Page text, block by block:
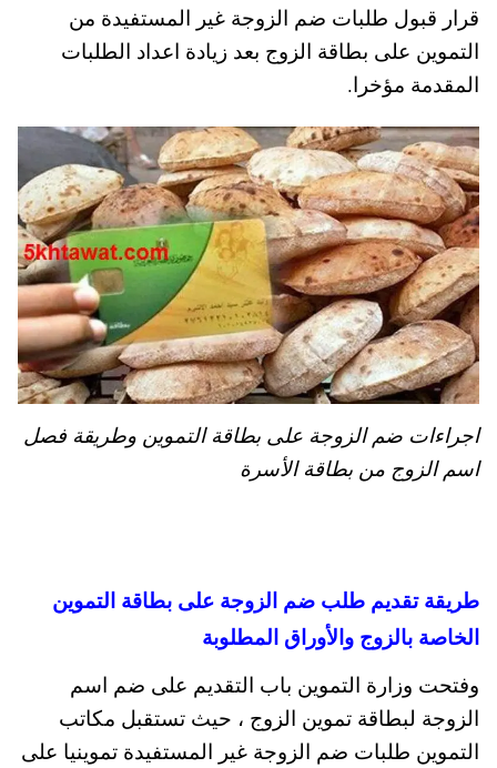
قرار قبول طلبات ضم الزوجة غير المستفيدة من
التموين على بطاقة الزوج بعد زيادة اعداد الطلبات
المقدمة مؤخرا.
اجراءات ضم الزوجة على بطاقة التموين وطريقة فصل
اسم الزوج من بطاقة الأسرة
طريقة تقديم طلب ضم الزوجة على بطاقة التموين
الخاصة بالزوج والأوراق المطلوبة
وفتحت وزارة التموين باب التقديم على ضم اسم
الزوجة لبطاقة تموين الزوج ، حيث تستقبل مكاتب
التموين طلبات ضم الزوجة غير المستفيدة تموينيا على